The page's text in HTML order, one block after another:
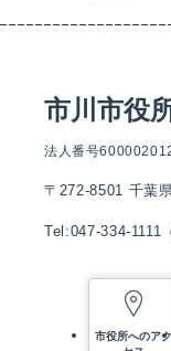
市川市役
法人番号
〒272-8501 千葉
Tel:047-334-1111
市役所へのアク